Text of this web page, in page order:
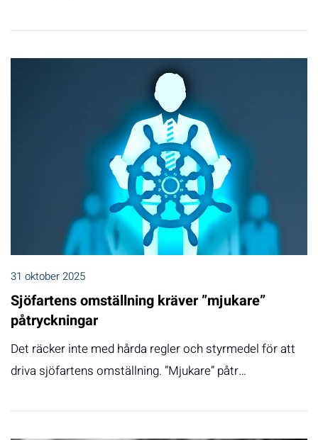
31 oktober 2025
Sjöfartens omställning kräver ”mjukare”
påtryckningar
Det räcker inte med hårda regler och styrmedel för att
driva sjöfartens omställning. ”Mjukare” påtr…